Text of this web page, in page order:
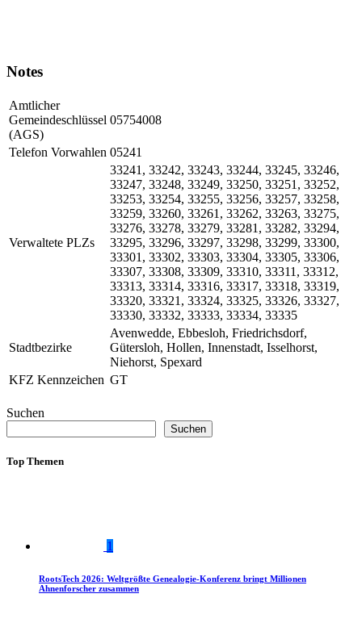
Notes
Amtlicher
Gemeindeschlüssel
(AGS)
05754008
Telefon Vorwahlen 05241
Verwaltete PLZs
33241, 33242, 33243, 33244, 33245, 33246,
33247, 33248, 33249, 33250, 33251, 33252,
33253, 33254, 33255, 33256, 33257, 33258,
33259, 33260, 33261, 33262, 33263, 33275,
33276, 33278, 33279, 33281, 33282, 33294,
33295, 33296, 33297, 33298, 33299, 33300,
33301, 33302, 33303, 33304, 33305, 33306,
33307, 33308, 33309, 33310, 33311, 33312,
33313, 33314, 33316, 33317, 33318, 33319,
33320, 33321, 33324, 33325, 33326, 33327,
33330, 33332, 33333, 33334, 33335
Stadtbezirke
Avenwedde, Ebbesloh, Friedrichsdorf,
Gütersloh, Hollen, Innenstadt, Isselhorst,
Niehorst, Spexard
KFZ Kennzeichen GT
Suchen
Suchen
Top Themen
1
RootsTech 2026: Weltgrößte Genealogie-Konferenz bringt Millionen
Ahnenforscher zusammen